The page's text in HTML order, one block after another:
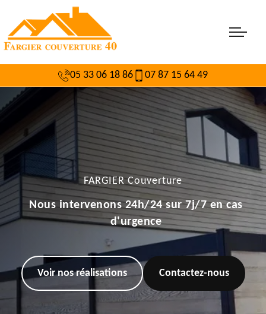
05 33 06 18 86 07 87 15 64 49
FARGIER Couverture
Nous intervenons 24h/24 sur 7j/7 en cas
d'urgence
Voir nos réalisations Contactez-nous